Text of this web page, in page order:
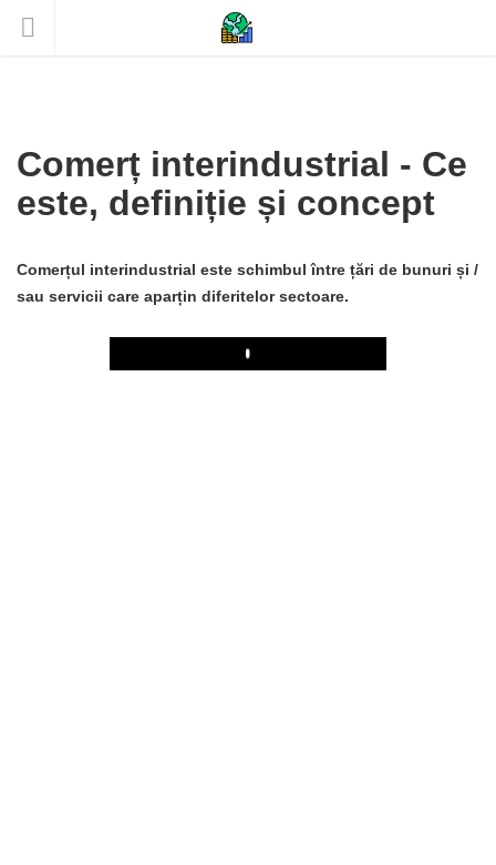
Comerț interindustrial - Ce
este, definiție și concept
Comerțul interindustrial este schimbul între țări de bunuri și /
sau servicii care aparțin diferitelor sectoare.
Play